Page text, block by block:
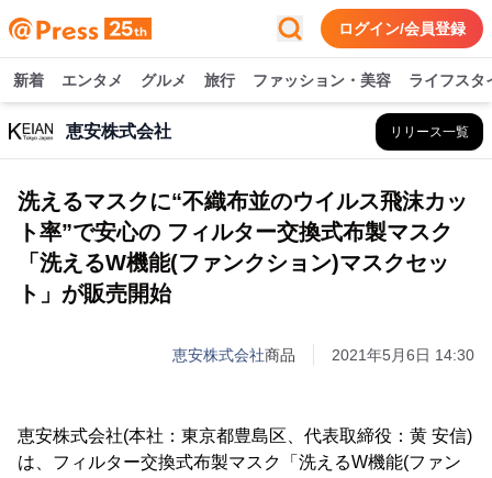
ログイン/会員登録
新着 エンタメ グルメ 旅行 ファッション・美容 ライフスタ
恵安株式会社 リリース一覧
洗えるマスクに“不織布並のウイルス飛沫カッ
ト率”で安心の フィルター交換式布製マスク
「洗えるW機能(ファンクション)マスクセッ
ト」が販売開始
恵安株式会社商品 2021年5月6日 14:30
恵安株式会社(本社：東京都豊島区、代表取締役：黄 安信)
は、フィルター交換式布製マスク「洗えるW機能(ファン